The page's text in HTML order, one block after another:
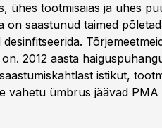
ühes tootmisaias ja ühes
on saastunud taimed
2012 aasta
istikut,
vahetu ümbrus jäävad PMA